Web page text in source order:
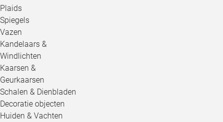
Plaids
Spiegels
Vazen
Kandelaars &
Windlichten
Kaarsen &
Geurkaarsen
Schalen & Dienbladen
Decoratie objecten
Huiden & Vachten